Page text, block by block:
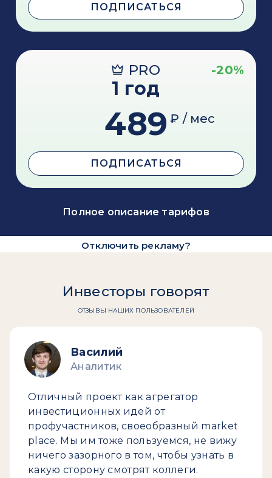
ПОДПИСАТЬСЯ
PRO -20%
1 год
489 ₽ / мес
ПОДПИСАТЬСЯ
Полное описание тарифов
Отключить рекламу?
Инвесторы говорят
ОТЗЫВЫ НАШИХ ПОЛЬЗОВАТЕЛЕЙ
Василий
Аналитик
Отличный проект как агрегатор
инвестиционных идей от
профучастников, своеобразный market
place. Мы им тоже пользуемся, не вижу
ничего зазорного в том, чтобы узнать в
какую сторону смотрят коллеги.